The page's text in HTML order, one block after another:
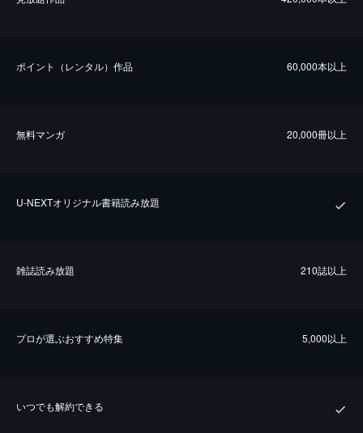
ポイント（レンタル）作品 60,000本以上
無料マンガ 20,000冊以上
U-NEXTオリジナル書籍読み放題
雑誌読み放題 210誌以上
プロが選ぶおすすめ特集 5,000以上
いつでも解約できる